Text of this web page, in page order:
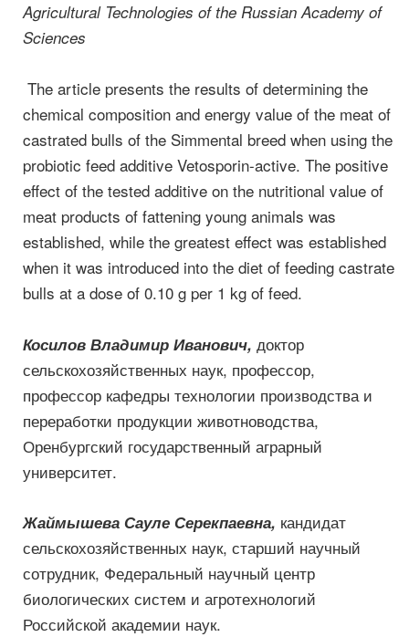
Agricultural Technologies of the Russian Academy of
Sciences
The article presents the results of determining the
chemical composition and energy value of the meat of
castrated bulls of the Simmental breed when using the
probiotic feed additive Vetosporin-active. The positive
effect of the tested additive on the nutritional value of
meat products of fattening young animals was
established, while the greatest effect was established
when it was introduced into the diet of feeding castrate
bulls at a dose of 0.10 g per 1 kg of feed.
Косилов Владимир Иванович, доктор
сельскохозяйственных наук, профессор,
профессор кафедры технологии производства и
переработки продукции животноводства,
Оренбургский государственный аграрный
университет.
Жаймышева Сауле Серекпаевна, кандидат
сельскохозяйственных наук, старший научный
сотрудник, Федеральный научный центр
биологических систем и агротехнологий
Российской академии наук.